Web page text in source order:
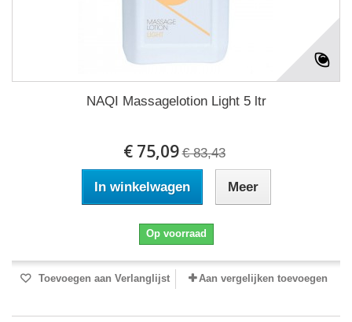
NAQI Massagelotion Light 5 ltr
€ 75,09 € 83,43
In winkelwagen Meer
Op voorraad
Toevoegen aan Verlanglijst Aan vergelijken toevoegen